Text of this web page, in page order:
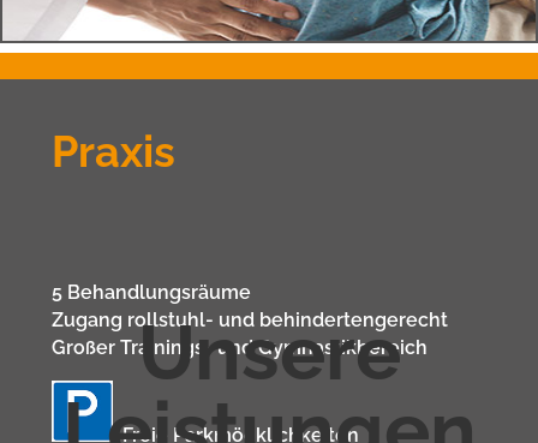
Termine
Wir sind Montags bis Freitags
von 7.00 – 21.00 Uhr
für Sie erreichbar unter
Tel-Nr. 02301 – 941502
Praxis
5 Behandlungsräume
Zugang rollstuhl- und behindertengerecht
Großer Trainings- und Gymnastikbereich
Freie Parkmögklichkeiten
Unsere